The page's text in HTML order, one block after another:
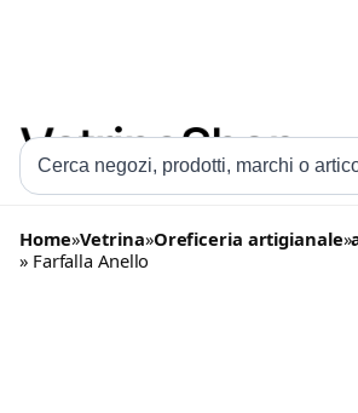
Home»Vetrina»Oreficeria artigianale»
» Farfalla Anello